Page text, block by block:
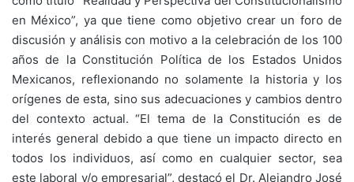
en México”, ya que tiene como objetivo crear un foro de
discusión y análisis con motivo a la celebración de los 100
años de la Constitución Política de los Estados Unidos
Mexicanos, reflexionando no solamente la historia y los
orígenes de esta, sino sus adecuaciones y cambios dentro
del contexto actual. “El tema de la Constitución es de
interés general debido a que tiene un impacto directo en
todos los individuos, así como en cualquier sector, sea
este laboral y/o empresarial”, destacó el Dr. Alejandro José